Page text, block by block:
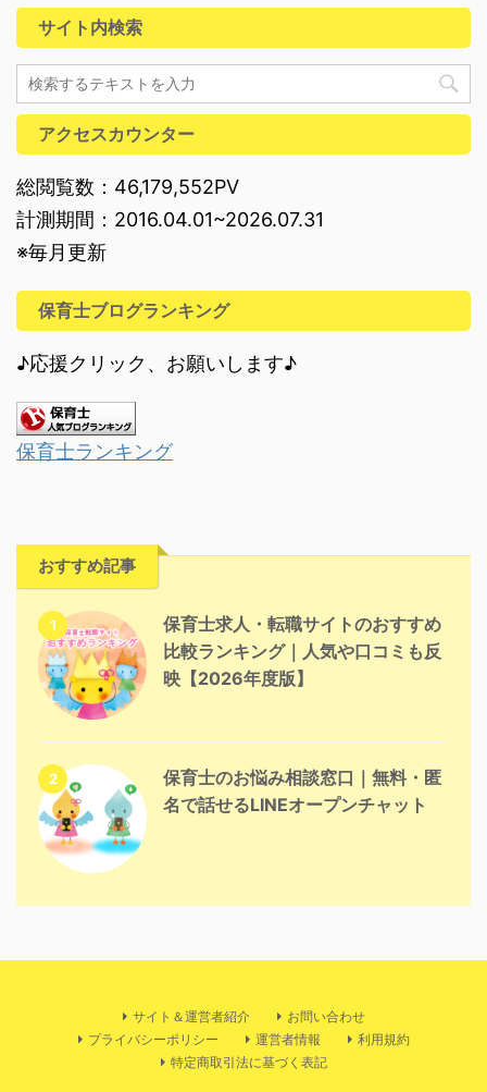
サイト内検索
アクセスカウンター
総閲覧数：46,179,552PV
計測期間：2016.04.01~2026.07.31
※毎月更新
保育士ブログランキング
♪応援クリック、お願いします♪
保育士ランキング
おすすめ記事
1
保育士求人・転職サイトのおすすめ
比較ランキング｜人気や口コミも反
映【2026年度版】
2
保育士のお悩み相談窓口｜無料・匿
名で話せるLINEオープンチャット
サイト＆運営者紹介
お問い合わせ
プライバシーポリシー
運営者情報
利用規約
特定商取引法に基づく表記